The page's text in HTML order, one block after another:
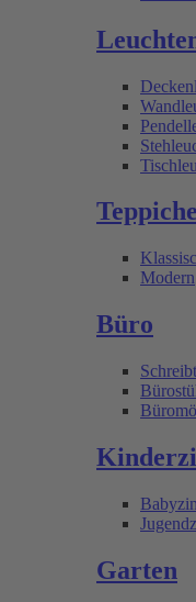
Teppiche
Modern
Büro
Garten